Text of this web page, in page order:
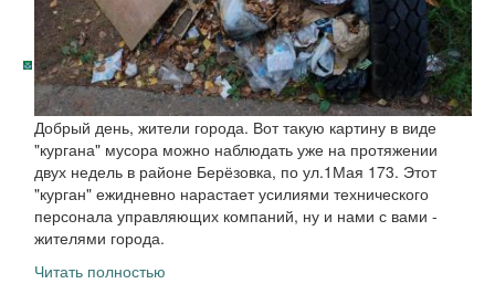
Добрый день, жители города. Вот такую картину в виде
"кургана" мусора можно наблюдать уже на протяжении
двух недель в районе Берёзовка, по ул.1Мая 173. Этот
"курган" ежидневно нарастает усилиями технического
персонала управляющих компаний, ну и нами с вами -
жителями города.
Читать полностью